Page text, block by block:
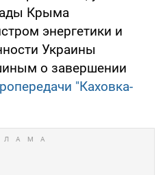
Крыма
энергетики и
Украины
о завершении
"Каховка-